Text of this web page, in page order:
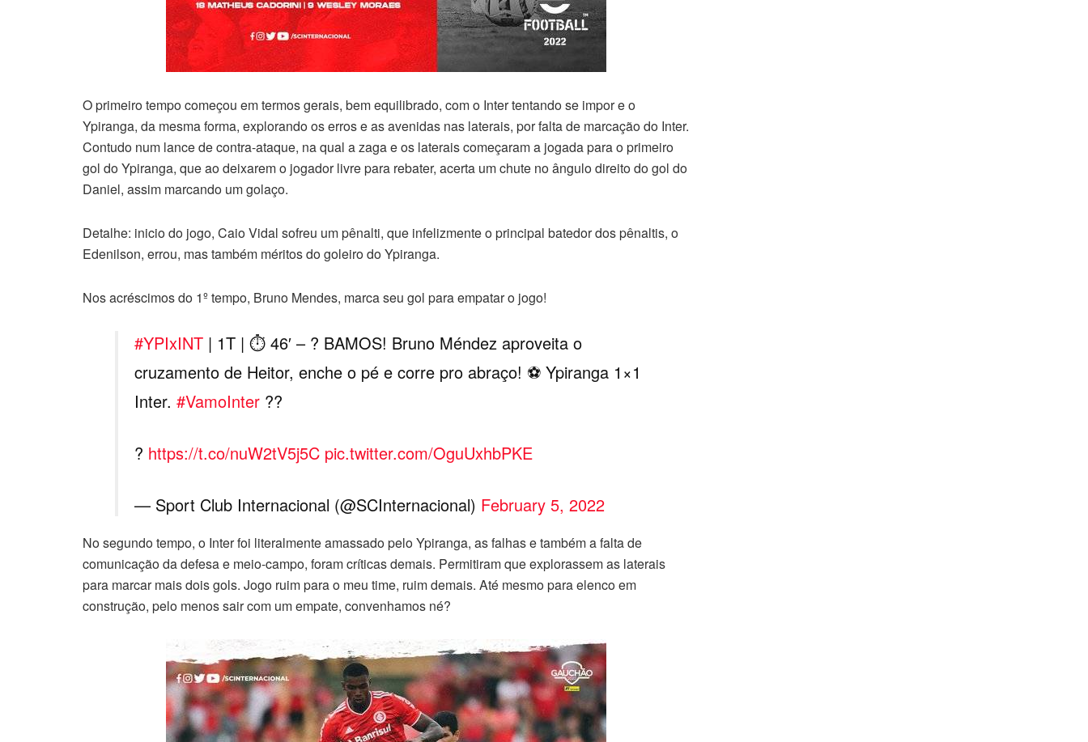
O primeiro tempo começou em termos gerais, bem equilibrado, com o Inter tentando se impor e o
Ypiranga, da mesma forma, explorando os erros e as avenidas nas laterais, por falta de marcação do Inter.
Contudo num lance de contra-ataque, na qual a zaga e os laterais começaram a jogada para o primeiro
gol do Ypiranga, que ao deixarem o jogador livre para rebater, acerta um chute no ângulo direito do gol do
Daniel, assim marcando um golaço.
Detalhe: inicio do jogo, Caio Vidal sofreu um pênalti, que infelizmente o principal batedor dos pênaltis, o
Edenilson, errou, mas também méritos do goleiro do Ypiranga.
Nos acréscimos do 1º tempo, Bruno Mendes, marca seu gol para empatar o jogo!
#YPIxINT | 1T | ⏱ 46′ – ? BAMOS! Bruno Méndez aproveita o
cruzamento de Heitor, enche o pé e corre pro abraço! ⚽️ Ypiranga 1×1
Inter. #VamoInter ??
? https://t.co/nuW2tV5j5C pic.twitter.com/OguUxhbPKE
— Sport Club Internacional (@SCInternacional) February 5, 2022
No segundo tempo, o Inter foi literalmente amassado pelo Ypiranga, as falhas e também a falta de
comunicação da defesa e meio-campo, foram críticas demais. Permitiram que explorassem as laterais
para marcar mais dois gols. Jogo ruim para o meu time, ruim demais. Até mesmo para elenco em
construção, pelo menos sair com um empate, convenhamos né?